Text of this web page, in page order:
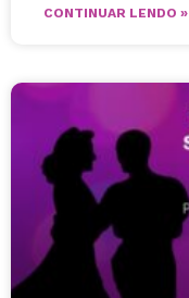
CONTINUAR LENDO »